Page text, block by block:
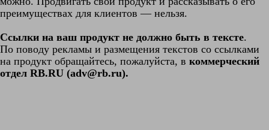
преимуществах для клиентов — нельзя.
Ссылки на ваш продукт не должно быть в тексте.
По поводу рекламы и размещения текстов со ссылками
на продукт обращайтесь, пожалуйста, в коммерческий
отдел RB.RU (adv@rb.ru).